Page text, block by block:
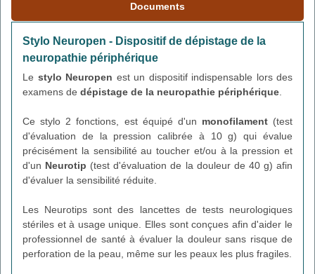
Documents
Stylo Neuropen - Dispositif de dépistage de la
neuropathie périphérique
Le stylo Neuropen est un dispositif indispensable lors des
examens de dépistage de la neuropathie périphérique.
Ce stylo 2 fonctions, est équipé d'un monofilament(test
d'évaluation de la pression calibrée à 10 g) qui évalue
précisément la sensibilité au toucher et/ou à la pression et
d'un Neurotip (test d'évaluation de la douleur de 40 g) afin
d'évaluer la sensibilité réduite.
Les Neurotips sont des lancettes de tests neurologiques
stériles et à usage unique. Elles sont conçues afin d'aider le
professionnel de santé à évaluer la douleur sans risque de
perforation de la peau, même sur les peaux les plus fragiles.